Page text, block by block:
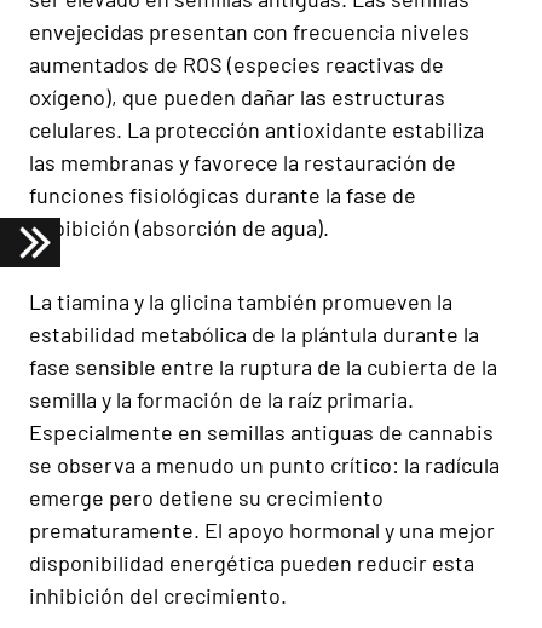
envejecidas presentan con frecuencia niveles
aumentados de ROS (especies reactivas de
oxígeno), que pueden dañar las estructuras
celulares. La protección antioxidante estabiliza
las membranas y favorece la restauración de
funciones fisiológicas durante la fase de
imbibición (absorción de agua).
La tiamina y la glicina también promueven la
estabilidad metabólica de la plántula durante la
fase sensible entre la ruptura de la cubierta de la
semilla y la formación de la raíz primaria.
Especialmente en semillas antiguas de cannabis
se observa a menudo un punto crítico: la radícula
emerge pero detiene su crecimiento
prematuramente. El apoyo hormonal y una mejor
disponibilidad energética pueden reducir esta
inhibición del crecimiento.